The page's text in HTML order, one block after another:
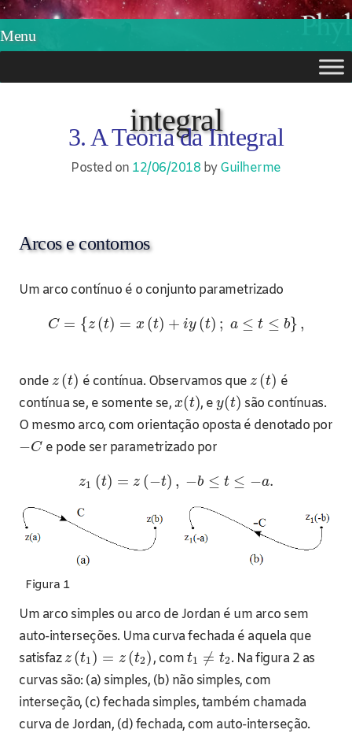
Phylos.net
Menu
integral
3. A Teoria da Integral
Posted on 12/06/2018 byGuilherme
Arcos e contornos
Um arco contínuo é o conjunto parametrizado
C = {z (t) = x (t) + iy (t) ; a ≤ t ≤ b} ,
onde z (t) é contínua. Observamos quez (t) é
contínua se, e somente se, x(t), ey(t) são contínuas.
O mesmo arco, com orientação oposta é denotado por
−C e pode ser parametrizado por
z1 (t) = z (−t) , −b ≤ t ≤ −a.
Figura 1
Um arco simples ou arco de Jordan é um arco sem
auto-interseções. Uma curva fechada é aquela que
satisfaz z (t1) = z (t2), com t1 ≠ t2. Na figura 2 as
curvas são: (a) simples, (b) não simples, com
interseção, (c) fechada simples, também chamada
curva de Jordan, (d) fechada, com auto-interseção.